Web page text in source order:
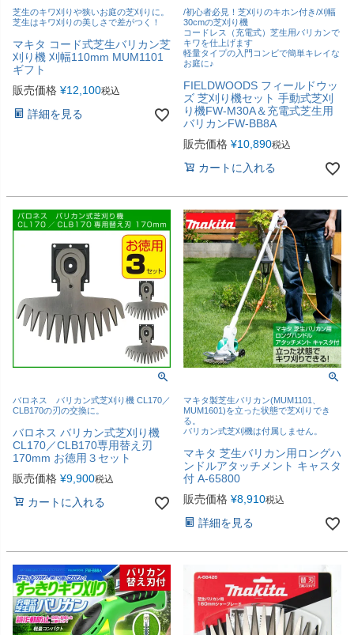
芝生のキワ刈りや狭いお庭の芝刈りに。
芝生はキワ刈りの美しさで差がつく！
マキタ コード式芝生バリカン芝
刈り機 刈幅110mm MUM1101
ギフト
販売価格 ¥12,100税込
詳細を見る
/初心者必見！芝刈りのキホン付き/刈幅
30cmの芝刈り機
コードレス（充電式）芝生用バリカンで
キワを仕上げます
軽量タイプの入門コンビで簡単キレイな
お庭に♪
FIELDWOODS フィールドウッ
ズ 芝刈り機セット 手動式芝刈
り機FW-M30A＆充電式芝生用
バリカンFW-BB8A
販売価格 ¥10,890税込
カートに入れる
バロネス バリカン式芝刈り機 CL170／
CLB170の刃の交換に。
バロネス バリカン式芝刈り機
CL170／CLB170専用替え刃
170mm お徳用３セット
販売価格 ¥9,900税込
カートに入れる
マキタ製芝生バリカン(MUM1101、
MUM1601)を立った状態で芝刈りでき
る。
バリカン式芝刈機は付属しません。
マキタ 芝生バリカン用ロングハ
ンドルアタッチメント キャスタ
付 A-65800
販売価格 ¥8,910税込
詳細を見る